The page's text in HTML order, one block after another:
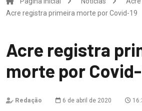
Acre registra primeira morte por Covid-19
Acre registra
morte por Covid-
Redação 6 de abril de 2020